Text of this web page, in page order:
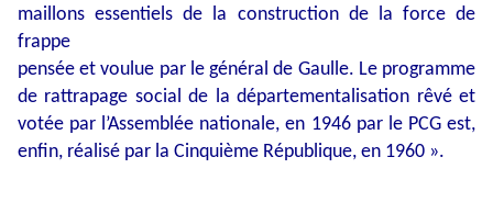
maillons essentiels de la construction de la force de
frappe
pensée et voulue par le général de Gaulle. Le programme
de rattrapage social de la départementalisation rêvé et
votée par l’Assemblée nationale, en 1946 par le PCG est,
enfin, réalisé par la Cinquième République, en 1960 ».